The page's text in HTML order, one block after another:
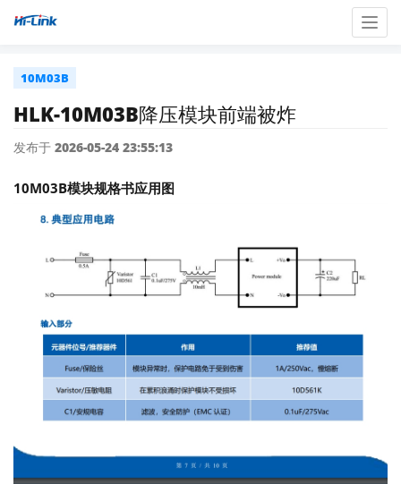
10M03B
HLK-10M03B降压模块前端被炸
发布于 2026-05-24 23:55:13
10M03B模块规格书应用图